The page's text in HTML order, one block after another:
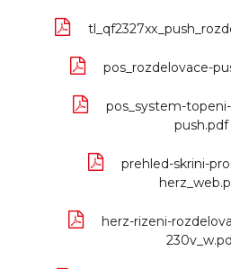
pos_rozdelovace-
pos_system-
push.pdf
prehled-skrini-
herz-rizeni-